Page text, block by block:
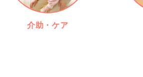
介助・ケア